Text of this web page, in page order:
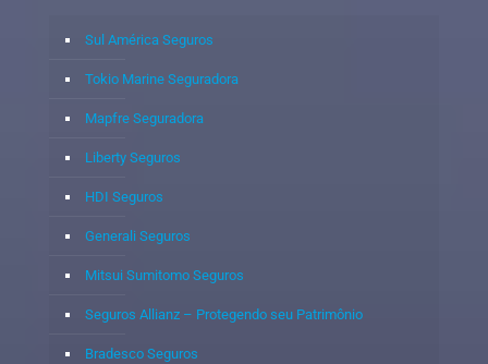
Sul América Seguros
Tokio Marine Seguradora
Mapfre Seguradora
Liberty Seguros
HDI Seguros
Generali Seguros
Mitsui Sumitomo Seguros
Seguros Allianz – Protegendo seu Patrimônio
Bradesco Seguros